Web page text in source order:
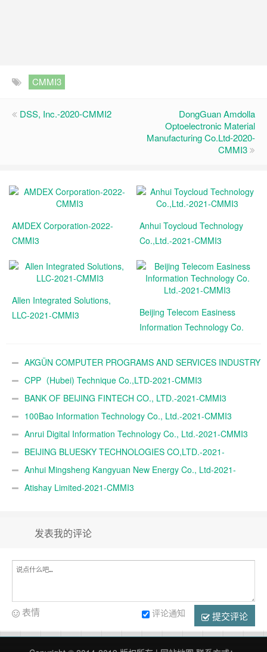
CMMI3
DSS, Inc.-2020-CMMI2
DongGuan Amdolla
Optoelectronic Material
Manufacturing Co.Ltd-2020-
CMMI3
AMDEX Corporation-2022-
CMMI3
Anhui Toycloud Technology
Co.,Ltd.-2021-CMMI3
Allen Integrated Solutions,
LLC-2021-CMMI3
Beijing Telecom Easiness
Information Technology Co.
AKGÜN COMPUTER PROGRAMS AND SERVICES INDUSTRY
TRADE A.Ş.-2021-CMMI3
CPP（Hubei) Technique Co.,LTD-2021-CMMI3
BANK OF BEIJING FINTECH CO., LTD.-2021-CMMI3
100Bao Information Technology Co., Ltd.-2021-CMMI3
Anrui Digital Information Technology Co., Ltd.-2021-CMMI3
BEIJING BLUESKY TECHNOLOGIES CO,LTD.-2021-
CMMI3Anhui Mingsheng Kangyuan New Energy Co., Ltd-2021-
CMMI3Atishay Limited-2021-CMMI3
发表我的评论
提交评论
评论通知
表情